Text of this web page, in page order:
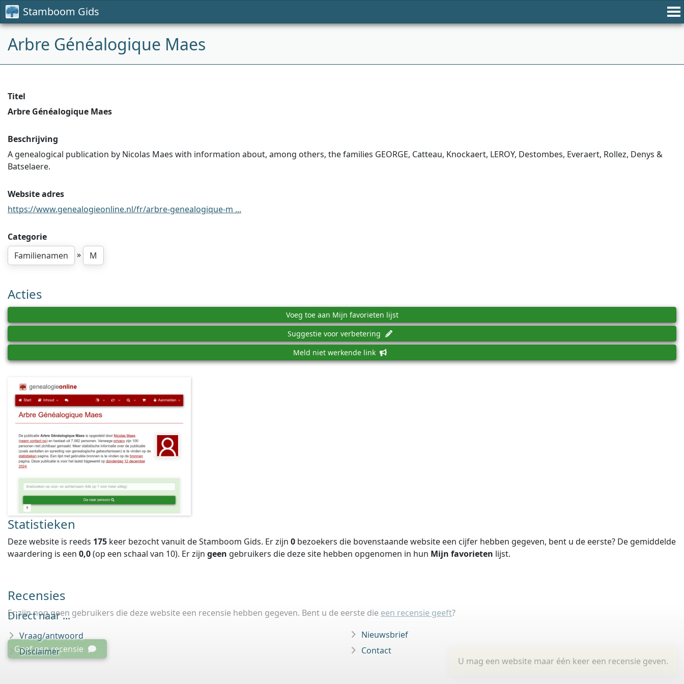
Stamboom Gids
Arbre Généalogique Maes
Titel
Arbre Généalogique Maes
Beschrijving
A genealogical publication by Nicolas Maes with information about, among others, the families GEORGE, Catteau, Knockaert, LEROY, Destombes, Everaert, Rollez, Denys &
Batselaere.
Website adres
https://www.genealogieonline.nl/fr/arbre-genealogique-m ...
Categorie
Familienamen
» M
Acties
Voeg toe aan Mijn favorieten lijst
Suggestie voor verbetering
Meld niet werkende link
Statistieken
Deze website is reeds 175 keer bezocht vanuit de Stamboom Gids. Er zijn 0 bezoekers die bovenstaande website een cijfer hebben gegeven, bent u de eerste? De gemiddelde
waardering is een 0,0(op een schaal van 10). Er zijn geen gebruikers die deze site hebben opgenomen in hun Mijn favorieten lijst.
Recensies
Er zijn nog geen gebruikers die deze website een recensie hebben gegeven. Bent u de eerste die een recensie geeft?
U mag een website maar één keer een recensie geven.
Geef een recensie
Direct naar ...
Vraag/antwoord
Disclaimer
Nieuwsbrief
Contact